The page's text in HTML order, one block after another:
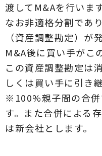
渡してM&Aを行います
なお非適格分割であ
（資産調整勘定）が
M&A後に買い手がこ
この資産調整勘定は
しくは買い手に引き
※100%親子間の合併
す。また合併による
は新会社とします。